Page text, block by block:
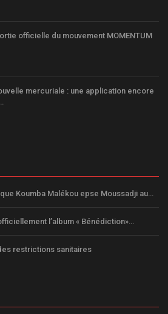
officielle du mouvement MOMENTUM
mercuriale : une application encore
Koumba Malékou epse Moussadji au…
l’album « Bénédiction»…
restrictions sanitaires